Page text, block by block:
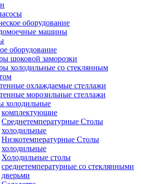
оборудование
машины
оборудование
шоковой заморозки
холодильные со стеклянным
охлаждаемые стеллажи
морозильные стеллажи
холодильные
комплектующие
Среднетемпературные Столы
холодильные
Низкотемпературные Столы
холодильные
Холодильные столы
среднетемпературные со стеклянными
дверьми